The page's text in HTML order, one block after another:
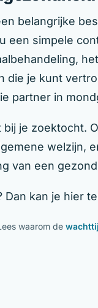
belangrijke
een simpele
die je kunt
partner in
je zoektocht.
welzijn,
van een
Dan kan je hier
waarom de